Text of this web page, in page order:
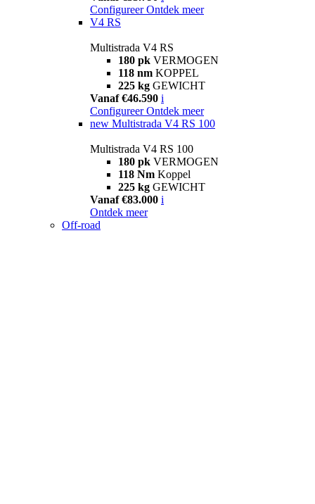
Configureer Ontdek meer
V4 RS
Multistrada V4 RS
180 pk VERMOGEN
118 nm KOPPEL
225 kg GEWICHT
Vanaf €46.590 i
Configureer Ontdek meer
new Multistrada V4 RS 100
Multistrada V4 RS 100
180 pk VERMOGEN
118 Nm Koppel
225 kg GEWICHT
Vanaf €83.000 i
Ontdek meer
Off-road